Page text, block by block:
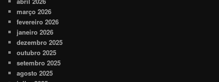
março 2026
fevereiro 2026
janeiro 2026
dezembro 2025
outubro 2025
setembro 2025
agosto 2025